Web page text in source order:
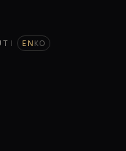
| EN KO